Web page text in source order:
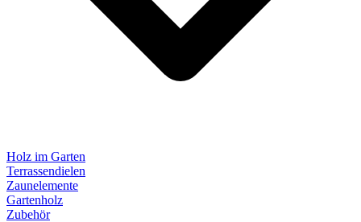
Holz im Garten
Terrassendielen
Zaunelemente
Gartenholz
Zubehör